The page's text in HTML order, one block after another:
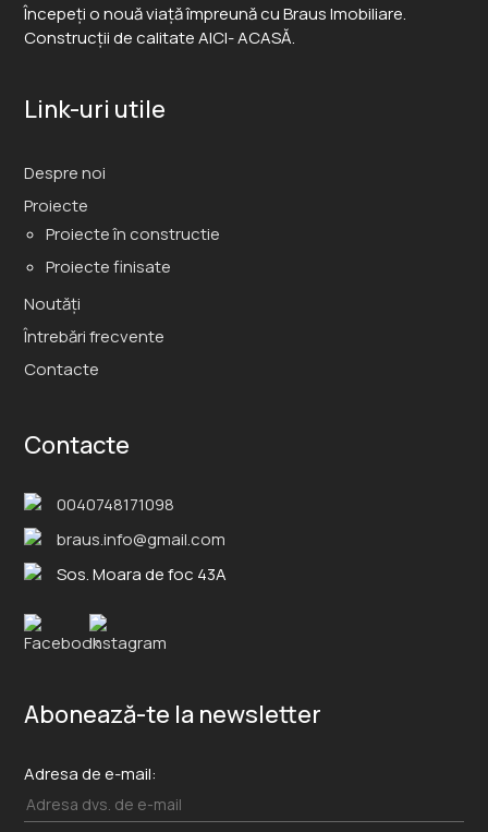
Începeți o nouă viață împreună cu Braus Imobiliare.
Construcții de calitate AICI- ACASĂ.
Link-uri utile
Despre noi
Proiecte
Proiecte în constructie
Proiecte finisate
Noutăți
Întrebări frecvente
Contacte
Contacte
0040748171098
braus.info@gmail.com
Sos. Moara de foc 43A
Abonează-te la newsletter
Adresa de e-mail: